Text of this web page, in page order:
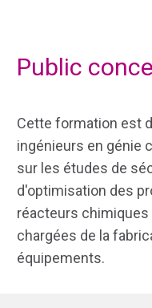
Public
Cette formation est
ingénieurs en génie
sur les études de
d'optimisation des
réacteurs
chargées de la
équipements.